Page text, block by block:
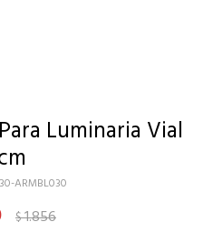
Luminaria Vial
ARMBL030
$1.856